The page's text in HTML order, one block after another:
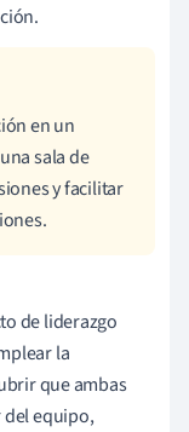
en un
sala de
y facilitar
de liderazgo
la
que ambas
del equipo,